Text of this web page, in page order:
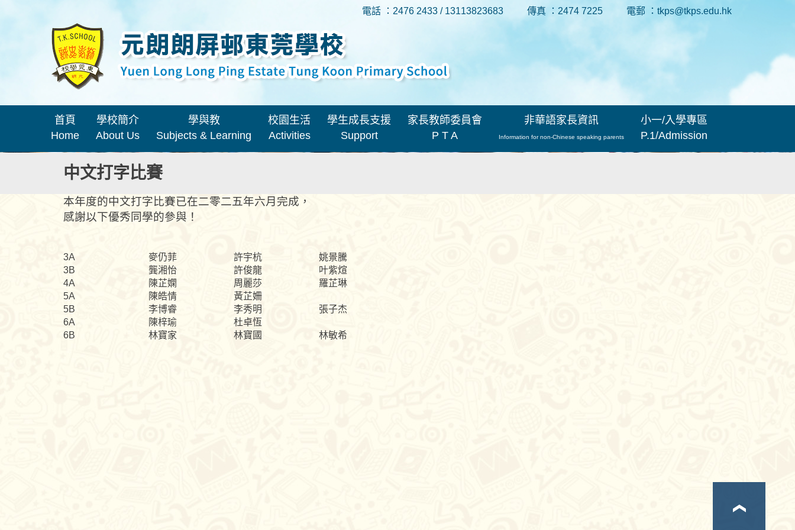
電話 ：2476 2433 / 13113823683 傳真 ：2474 7225 電郵 ：tkps@tkps.edu.hk
首頁
Home
學校簡介
About Us
學與教
Subjects & Learning
校園生活
Activities
學生成長支援
Support
家長教師委員會
P T A
非華語家長資訊
Information for non-Chinese speaking parents
小一/入學專區
P.1/Admission
中文打字比賽
本年度的中文打字比賽已在二零二五年六月完成，
感謝以下優秀同學的參與！
3A 麥仍菲 許宇杭
姚景騰
3B
龔湘怡 許俊龍
叶紫煊
4A
陳芷嫻 周麗莎
羅芷琳
5A
陳皓情
黃芷姍
5B
李博睿 李秀明
張子杰
6A
陳梓瑜
杜卓恆
6B
林寶家 林寶國 林敏希